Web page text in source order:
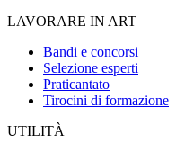
LAVORARE IN ART
Bandi e concorsi
Selezione esperti
Praticantato
Tirocini di formazione
UTILITÀ